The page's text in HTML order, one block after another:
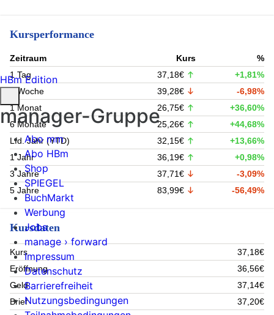
Kursperformance
Zeitraum Kurs
%
1 Tag
37,18€
+1,81%
1 Woche
39,28€
-6,98%
1 Monat
26,75€
+36,60%
6 Monate
25,26€
+44,68%
Lfd. Jahr (YTD)
32,15€
+13,66%
1 Jahr
36,19€
+0,98%
3 Jahre
37,71€
-3,09%
5 Jahre
83,99€ -56,49%
Kursdaten
Kurs
37,18€
Eröffnung
36,56€
Geld
37,14€
Brief
37,20€
HBm Edition
manager-Gruppe
Abo mm
Abo HBm
Shop
SPIEGEL
BuchMarkt
Werbung
Jobs
manage › forward
Impressum
Datenschutz
Barrierefreiheit
Nutzungsbedingungen